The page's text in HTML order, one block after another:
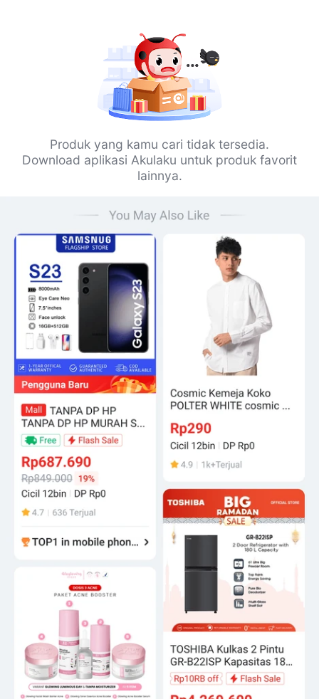
Produk yang kamu cari tidak tersedia.
Download aplikasi Akulaku untuk produk favorit
lainnya.